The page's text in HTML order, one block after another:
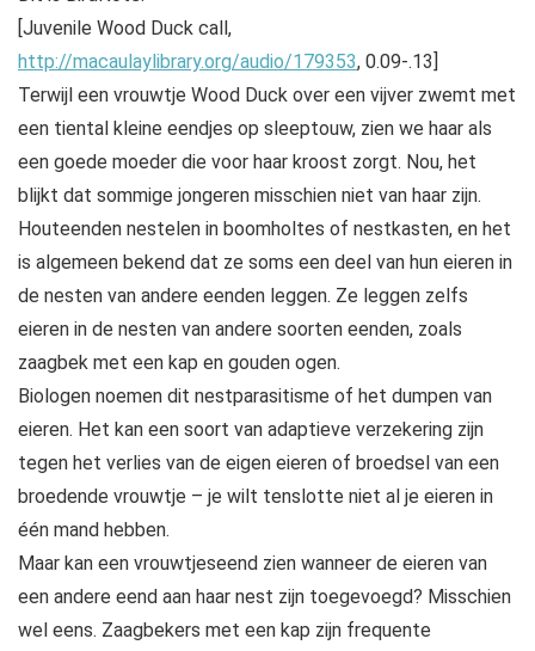
[Juvenile Wood Duck call,
http://macaulaylibrary.org/audio/179353, 0.09-.13]
Terwijl een vrouwtje Wood Duck over een vijver zwemt met
een tiental kleine eendjes op sleeptouw, zien we haar als
een goede moeder die voor haar kroost zorgt. Nou, het
blijkt dat sommige jongeren misschien niet van haar zijn.
Houteenden nestelen in boomholtes of nestkasten, en het
is algemeen bekend dat ze soms een deel van hun eieren in
de nesten van andere eenden leggen. Ze leggen zelfs
eieren in de nesten van andere soorten eenden, zoals
zaagbek met een kap en gouden ogen.
Biologen noemen dit nestparasitisme of het dumpen van
eieren. Het kan een soort van adaptieve verzekering zijn
tegen het verlies van de eigen eieren of broedsel van een
broedende vrouwtje – je wilt tenslotte niet al je eieren in
één mand hebben.
Maar kan een vrouwtjeseend zien wanneer de eieren van
een andere eend aan haar nest zijn toegevoegd? Misschien
wel eens. Zaagbekers met een kap zijn frequente